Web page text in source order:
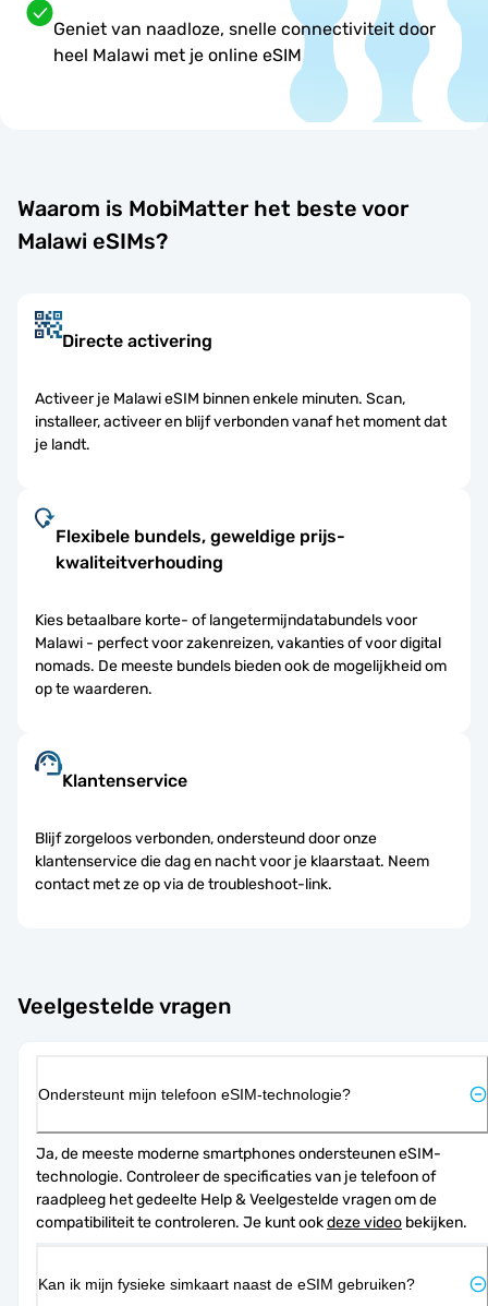
Geniet van naadloze, snelle connectiviteit door
heel Malawi met je online eSIM
Waarom is MobiMatter het beste voor
Malawi eSIMs?
Directe activering
Activeer je Malawi eSIM binnen enkele minuten. Scan,
installeer, activeer en blijf verbonden vanaf het moment dat
je landt.
Flexibele bundels, geweldige prijs-
kwaliteitverhouding
Kies betaalbare korte- of langetermijndatabundels voor
Malawi - perfect voor zakenreizen, vakanties of voor digital
nomads. De meeste bundels bieden ook de mogelijkheid om
op te waarderen.
Klantenservice
Blijf zorgeloos verbonden, ondersteund door onze
klantenservice die dag en nacht voor je klaarstaat. Neem
contact met ze op via de troubleshoot-link.
Veelgestelde vragen
Ondersteunt mijn telefoon eSIM-technologie?
Ja, de meeste moderne smartphones ondersteunen eSIM-
technologie. Controleer de specificaties van je telefoon of
raadpleeg het gedeelte Help & Veelgestelde vragen om de
compatibiliteit te controleren. Je kunt ook deze video bekijken.
Kan ik mijn fysieke simkaart naast de eSIM gebruiken?